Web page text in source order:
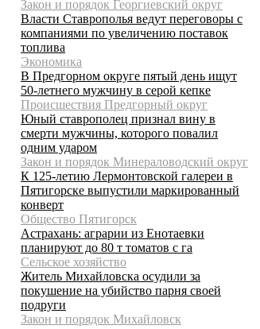
Закон и порядок Георгиевский округ
Власти Ставрополья ведут переговоры с
компаниями по увеличению поставок
топлива
Экономика
В Предгорном округе пятый день ищут
50-летнего мужчину в серой кепке
Происшествия Предгорный округ
Юный ставрополец признал вину в
смерти мужчины, которого повалил
одним ударом
Закон и порядок Минераловодский округ
К 125-летию Лермонтовской галереи в
Пятигорске выпустили маркированный
конверт
Общество Пятигорск
Астрахань: аграрии из Енотаевки
планируют до 80 т томатов с га
Сельское хозяйство
Житель Михайловска осудили за
покушение на убийство парня своей
подруги
Закон и порядок Михайловск